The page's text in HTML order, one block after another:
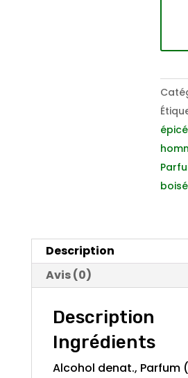
Description
Avis (0)
Description
Ingrédients
Alcohol denat., Parfum